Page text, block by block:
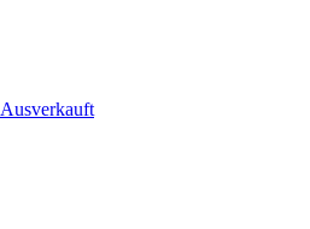
Ausverkauft